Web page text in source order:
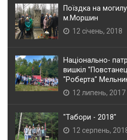
Поїздка на
м.Моршин
12 січень, 2018
Національно-
вишкіл
"Роберта"
12 липень, 2017
"Табори - 2018"
12 серпень,